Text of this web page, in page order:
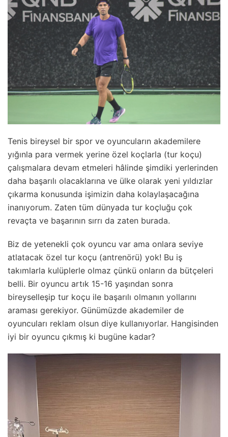
Tenis bireysel bir spor ve oyuncuların akademilere
yığınla para vermek yerine özel koçlarla (tur koçu)
çalışmalara devam etmeleri hâlinde şimdiki yerlerinden
daha başarılı olacaklarına ve ülke olarak yeni yıldızlar
çıkarma konusunda işimizin daha kolaylaşacağına
inanıyorum. Zaten tüm dünyada tur koçluğu çok
revaçta ve başarının sırrı da zaten burada.
Biz de yetenekli çok oyuncu var ama onlara seviye
atlatacak özel tur koçu (antrenörü) yok! Bu iş
takımlarla kulüplerle olmaz çünkü onların da bütçeleri
belli. Bir oyuncu artık 15-16 yaşından sonra
bireyselleşip tur koçu ile başarılı olmanın yollarını
araması gerekiyor. Günümüzde akademiler de
oyuncuları reklam olsun diye kullanıyorlar. Hangisinden
iyi bir oyuncu çıkmış ki bugüne kadar?